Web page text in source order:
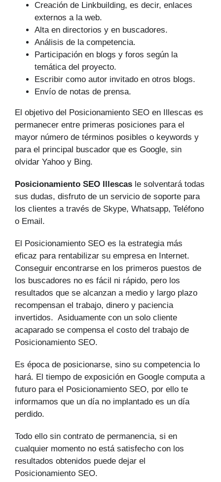
Creación de Linkbuilding, es decir, enlaces
externos a la web.
Alta en directorios y en buscadores.
Análisis de la competencia.
Participación en blogs y foros según la
temática del proyecto.
Escribir como autor invitado en otros blogs.
Envío de notas de prensa.
El objetivo del Posicionamiento SEO en Illescas es
permanecer entre primeras posiciones para el
mayor número de tér­minos posibles o keywords y
para el principal buscador que es Google, sin
olvidar Yahoo y Bing.
Posicionamiento SEO Illescas le solventará todas
sus dudas, disfruto de un servicio de soporte para
los clientes a través de Skype, Whatsapp, Teléfono
o Email.
El Posicionamiento SEO es la estrategia más
eficaz para rentabilizar su empresa en Internet.
Conseguir encontrarse en los primeros puestos de
los buscadores no es fácil ni rápido, pero los
resultados que se alcanzan a medio y largo plazo
recompensan el trabajo, dinero y paciencia
invertidos. Asiduamente con un solo cliente
acaparado se compensa el costo del trabajo de
Posicionamiento SEO.
Es época de posicionarse, sino su competencia lo
hará. El tiempo de exposición en Google computa a
futuro para el Posicionamiento SEO, por ello te
informamos que un día no implantado es un día
perdido.
Todo ello sin contrato de permanencia, si en
cualquier momento no está satisfecho con los
resultados obtenidos puede dejar el
Posicionamiento SEO.